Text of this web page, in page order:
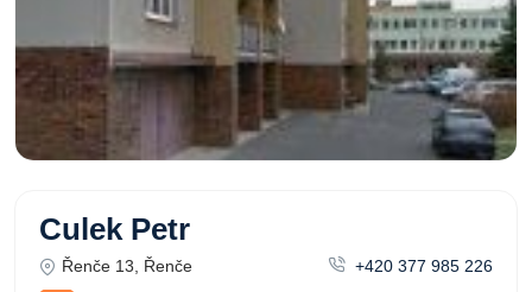
Culek Petr
Řenče 13, Řenče
+420 377 985 226